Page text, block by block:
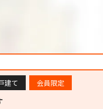
建て 会員限定